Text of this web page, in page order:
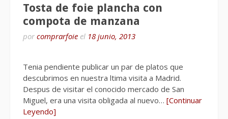
Tosta de foie plancha con
compota de manzana
por comprarfoie el 18 junio, 2013
Tenia pendiente publicar un par de platos que
descubrimos en nuestra ltima visita a Madrid.
Despus de visitar el conocido mercado de San
Miguel, era una visita obligada al nuevo… [Continuar
Leyendo]